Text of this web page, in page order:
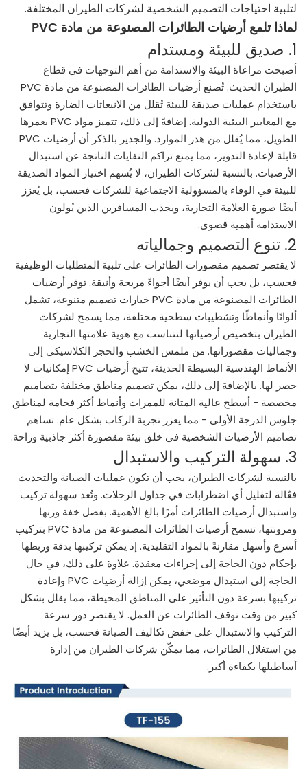
لتلبية احتياجات التصميم الشخصية لشركات الطيران المختلفة.
لماذا تلمع أرضيات الطائرات المصنوعة من مادة PVC
1. صديق للبيئة ومستدام
أصبحت مراعاة البيئة والاستدامة من أهم التوجهات في قطاع
الطيران الحديث. تُصنع أرضيات الطائرات المصنوعة من مادة PVC
باستخدام عمليات صديقة للبيئة تُقلل من الانبعاثات الضارة وتتوافق
مع المعايير البيئية الدولية. إضافةً إلى ذلك، تتميز مواد PVC بعمرها
الطويل، مما يُقلل من هدر الموارد. والجدير بالذكر أن أرضيات PVC
قابلة لإعادة التدوير، مما يمنع تراكم النفايات الناتجة عن استبدال
الأرضيات. بالنسبة لشركات الطيران، لا يُسهم اختيار المواد الصديقة
للبيئة في الوفاء بالمسؤولية الاجتماعية للشركات فحسب، بل يُعزز
أيضًا صورة العلامة التجارية، ويجذب المسافرين الذين يُولون
الاستدامة أهمية قصوى.
2. تنوع التصميم وجمالياته
لا يقتصر تصميم مقصورات الطائرات على تلبية المتطلبات الوظيفية
فحسب، بل يجب أن يوفر أيضًا أجواءً مريحة وأنيقة. توفر أرضيات
الطائرات المصنوعة من مادة PVC خيارات تصميم متنوعة، تشمل
ألوانًا وأنماطًا وتشطيبات سطحية مختلفة، مما يسمح لشركات
الطيران بتخصيص أرضياتها لتتناسب مع هوية علامتها التجارية
وجماليات مقصوراتها. من ملمس الخشب والحجر الكلاسيكي إلى
الأنماط الهندسية البسيطة الحديثة، تتيح أرضيات PVC إمكانيات لا
حصر لها. بالإضافة إلى ذلك، يمكن تصميم مناطق مختلفة بتصاميم
مخصصة - أسطح عالية المتانة للممرات وأنماط أكثر فخامة لمناطق
جلوس الدرجة الأولى - مما يعزز تجربة الركاب بشكل عام. تساهم
تصاميم الأرضيات الشخصية في خلق بيئة مقصورة أكثر جاذبية وراحة.
3. سهولة التركيب والاستبدال
بالنسبة لشركات الطيران، يجب أن تكون عمليات الصيانة والتحديث
فعّالة لتقليل أي اضطرابات في جداول الرحلات. وتُعد سهولة تركيب
واستبدال أرضيات الطائرات أمرًا بالغ الأهمية. بفضل خفة وزنها
ومرونتها، تسمح أرضيات الطائرات المصنوعة من مادة PVC بتركيب
أسرع وأسهل مقارنةً بالمواد التقليدية. إذ يمكن تركيبها بدقة وربطها
بإحكام دون الحاجة إلى إجراءات معقدة. علاوة على ذلك، في حال
الحاجة إلى استبدال موضعي، يمكن إزالة أرضيات PVC وإعادة
تركيبها بسرعة دون التأثير على المناطق المحيطة، مما يقلل بشكل
كبير من وقت توقف الطائرات عن العمل. لا يقتصر دور سرعة
التركيب والاستبدال على خفض تكاليف الصيانة فحسب، بل يزيد أيضًا
من استغلال الطائرات، مما يمكّن شركات الطيران من إدارة
أساطيلها بكفاءة أكبر.